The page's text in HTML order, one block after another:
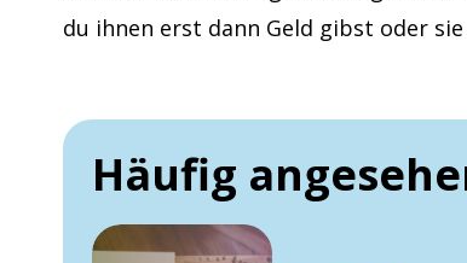
du ihnen erst dann Geld gibst oder
Häufig